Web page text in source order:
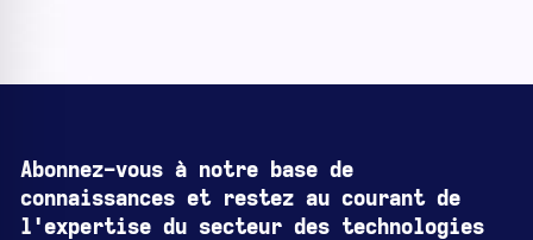
Abonnez-vous à notre base de
connaissances et restez au courant de
l'expertise du secteur des technologies